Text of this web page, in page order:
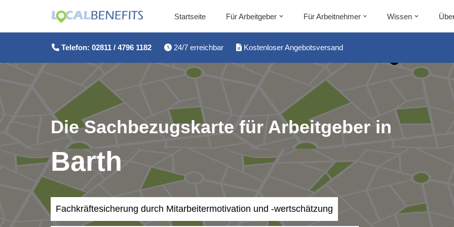
Startseite Für Arbeitgeber Für Arbeitnehmer Wissen
Telefon: 02811 / 4796 1182 24/7 erreichbar Kostenloser Angebotsversand
Die Sachbezugskarte für Arbeitgeber in
Barth
Fachkräftesicherung durch Mitarbeitermotivation und -wertschätzung